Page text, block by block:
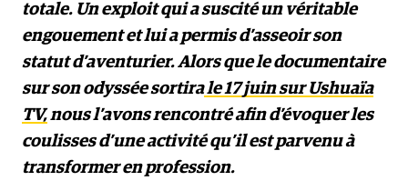
totale. Un exploit qui a suscité un véritable
engouement et lui a permis d’asseoir son
statut d’aventurier. Alors que le documentaire
sur son odyssée sortirale 17 juin sur Ushuaïa
TV,nous l’avons rencontré afin d’évoquer les
coulisses d’une activité qu’il est parvenu à
transformer en profession.